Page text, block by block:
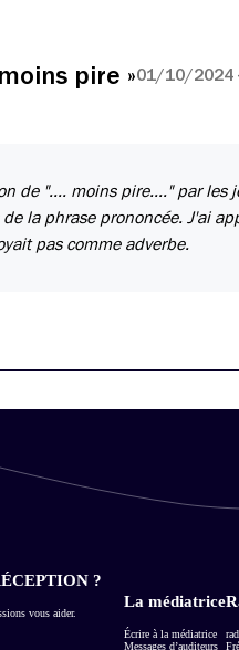
pire »01/10/2024
de ".... moins pire...." par les
la phrase prononcée. J'ai
pas comme adverbe.
?
vous aider.
La médiatrice
Écrire à la médiatrice
Messages d’auditeurs